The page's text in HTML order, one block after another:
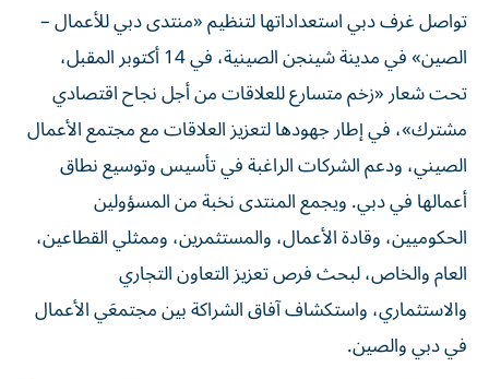
تواصل غرف دبي استعداداتها لتنظيم «منتدى دبي للأعمال –
الصين» في مدينة شينجن الصينية، في 14 أكتوبر المقبل،
تحت شعار «زخم متسارع للعلاقات من أجل نجاح اقتصادي
مشترك»، في إطار جهودها لتعزيز العلاقات مع مجتمع الأعمال
الصيني، ودعم الشركات الراغبة في تأسيس وتوسيع نطاق
أعمالها في دبي. ويجمع المنتدى نخبة من المسؤولين
الحكوميين، وقادة الأعمال، والمستثمرين، وممثلي القطاعين،
العام والخاص، لبحث فرص تعزيز التعاون التجاري
والاستثماري، واستكشاف آفاق الشراكة بين مجتمعَي الأعمال
في دبي والصين.